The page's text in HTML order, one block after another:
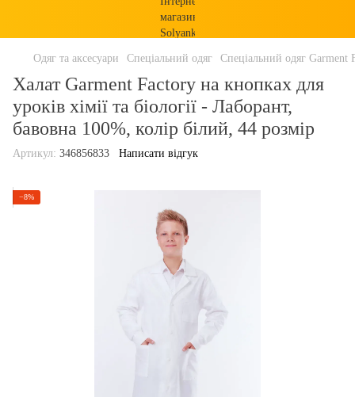
Одяг та аксесуари Спеціальний одяг Спеціальний одяг Garment
Халат Garment Factory на кнопках для
уроків хімії та біології - Лаборант,
бавовна 100%, колір білий, 44 розмір
Артикул: 346856833 Написати відгук
−8%